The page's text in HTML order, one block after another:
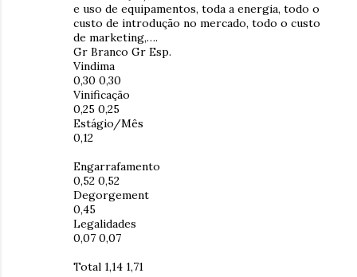
e uso de equipamentos, toda a energia, todo o
custo de introdução no mercado, todo o custo
de marketing,….
Gr Branco Gr Esp.
Vindima
0,30 0,30
Vinificação
0,25 0,25
Estágio/Mês
0,12
Engarrafamento
0,52 0,52
Degorgement
0,45
Legalidades
0,07 0,07
Total 1,14 1,71